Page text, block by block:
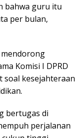
bahwa guru itu
per bulan,
Komisi I DPRD
soal kesejahteraan
bertugas di
perjalanan